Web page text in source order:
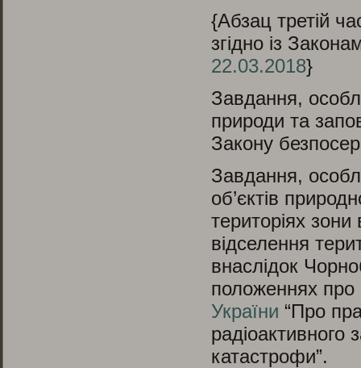
{Абзац третій
згідно із
22.03.2018}
Завдання,
природи та
Закону
Завдання,
об’єктів
територіях
відселення
внаслідок
положеннях
України “Про
радіоактивного
катастрофи”.